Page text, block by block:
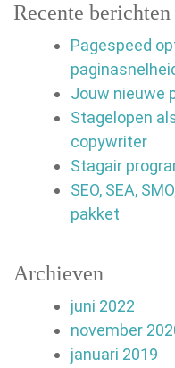
Recente berichten
Pagespeed
Jouw nieuwe
Stagelopen
copywriter
Stagair
SEO, SEA,
pakket
Archieven
juni 2022
november
januari 2019